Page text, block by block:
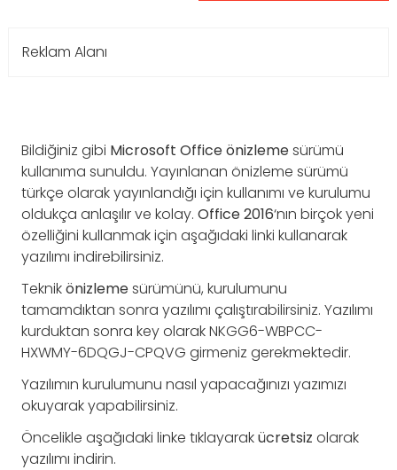
Reklam Alanı
Bildiğiniz gibi Microsoft Office önizlemesürümü
kullanıma sunuldu. Yayınlanan önizleme sürümü
türkçe olarak yayınlandığı için kullanımı ve kurulumu
oldukça anlaşılır ve kolay. Office2016‘nın birçok yeni
özelliğini kullanmak için aşağıdaki linki kullanarak
yazılımı indirebilirsiniz.
Teknikönizlemesürümünü, kurulumunu
tamamdıktan sonra yazılımı çalıştırabilirsiniz. Yazılımı
kurduktan sonra key olarak NKGG6-WBPCC-
HXWMY-6DQGJ-CPQVG girmeniz gerekmektedir.
Yazılımın kurulumunu nasıl yapacağınızı yazımızı
okuyarak yapabilirsiniz.
Öncelikle aşağıdaki linke tıklayarakücretsiz olarak
yazılımı indirin.